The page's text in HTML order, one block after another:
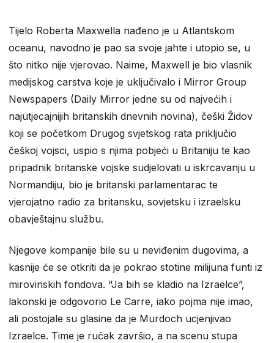
Tijelo Roberta Maxwella nađeno je u Atlantskom
oceanu, navodno je pao sa svoje jahte i utopio se, u
što nitko nije vjerovao. Naime, Maxwell je bio vlasnik
medijskog carstva koje je uključivalo i Mirror Group
Newspapers (Daily Mirror jedne su od najvećih i
najutjecajnijih britanskih dnevnih novina), češki Židov
koji se početkom Drugog svjetskog rata priključio
češkoj vojsci, uspio s njima pobjeći u Britaniju te kao
pripadnik britanske vojske sudjelovati u iskrcavanju u
Normandiju, bio je britanski parlamentarac te
vjerojatno radio za britansku, sovjetsku i izraelsku
obavještajnu službu.
Njegove kompanije bile su u neviđenim dugovima, a
kasnije će se otkriti da je pokrao stotine milijuna funti iz
mirovinskih fondova. “Ja bih se kladio na Izraelce”,
lakonski je odgovorio Le Carre, iako pojma nije imao,
ali postojale su glasine da je Murdoch ucjenjivao
Izraelce. Time je ručak završio, a na scenu stupa